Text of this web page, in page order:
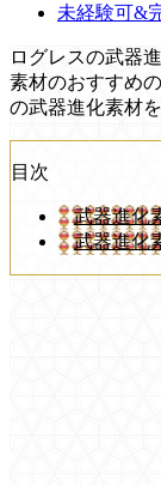
未経験可&
ログレスの武器
素材のおすすめ
の武器進化素材
目次
武器進化
武器進化